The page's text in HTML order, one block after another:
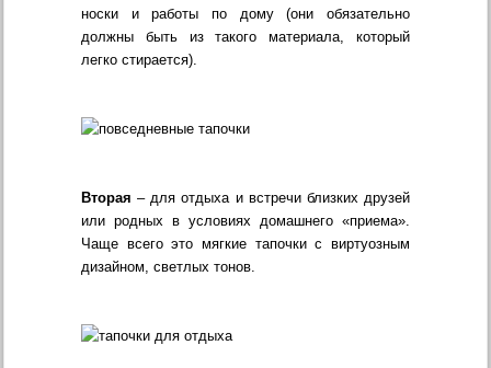
носки и работы по дому (они обязательно
должны быть из такого материала, который
легко стирается).
Вторая– для отдыха и встречи близких друзей
или родных в условиях домашнего «приема».
Чаще всего это мягкие тапочки с виртуозным
дизайном, светлых тонов.